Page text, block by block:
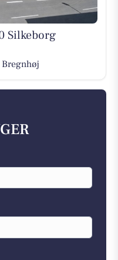
Silkeborg